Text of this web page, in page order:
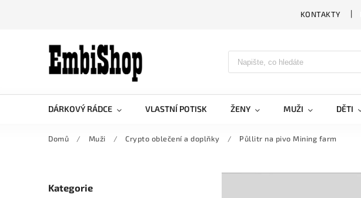
KONTAKTY
DÁRKOVÝ RÁDCE VLASTNÍ POTISK ŽENY MUŽI DĚTI
Domů / Muži / Crypto oblečení a doplňky / Půllitr na pivo Mining farm
Kategorie